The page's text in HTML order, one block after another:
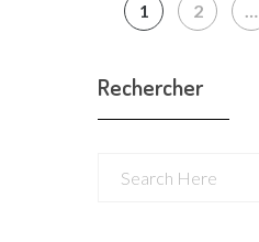
Navigation
articles
1 2 …
Rechercher